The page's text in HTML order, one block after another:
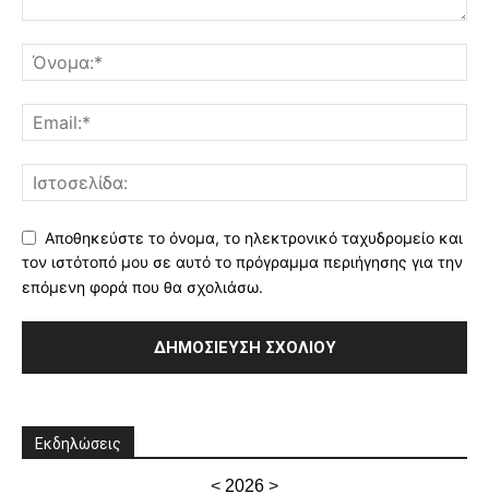
Αποθηκεύστε το όνομα, το ηλεκτρονικό ταχυδρομείο και
τον ιστότοπό μου σε αυτό το πρόγραμμα περιήγησης για την
επόμενη φορά που θα σχολιάσω.
Εκδηλώσεις
< 2026 >